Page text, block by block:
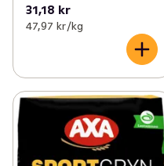
31,18 kr
47,97 kr /kg